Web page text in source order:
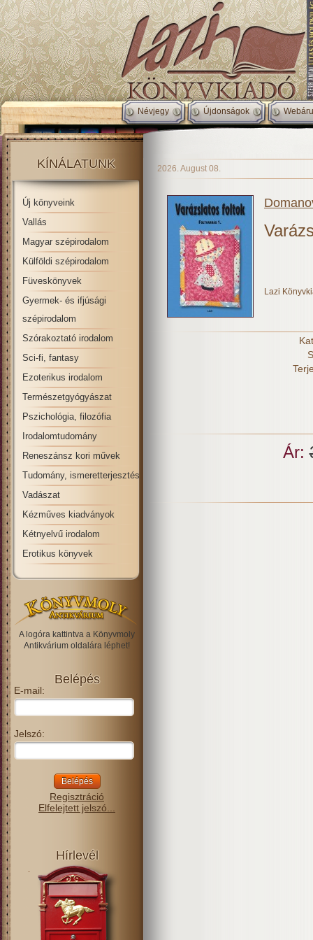
Névjegy Újdonságok
KÍNÁLATUNK
Új könyveink
Vallás
Magyar szépirodalom
Külföldi szépirodalom
Füveskönyvek
Gyermek- és ifjúsági
szépirodalom
Szórakoztató irodalom
Sci-fi, fantasy
Ezoterikus irodalom
Természetgyógyászat
Pszichológia, filozófia
Irodalomtudomány
Reneszánsz kori művek
Tudomány, ismeretterjesztés
Vadászat
Kézműves kiadványok
Kétnyelvű irodalom
Erotikus könyvek
A logóra kattintva a Könyvmoly
Antikvárium oldalára léphet!
Belépés
E-mail:
Jelszó:
Regisztráció
Elfelejtett jelszó...
Hírlevél
2026. August 08.
Lazi
Ár: